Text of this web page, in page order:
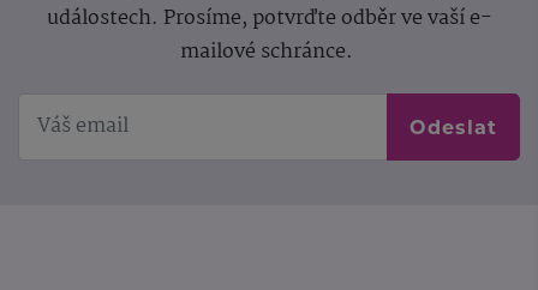
událostech. Prosíme, potvrďte odběr ve vaší e-
mailové schránce.
Odeslat